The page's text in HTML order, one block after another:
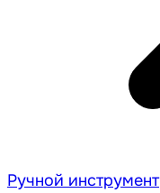
Ручной инструмент